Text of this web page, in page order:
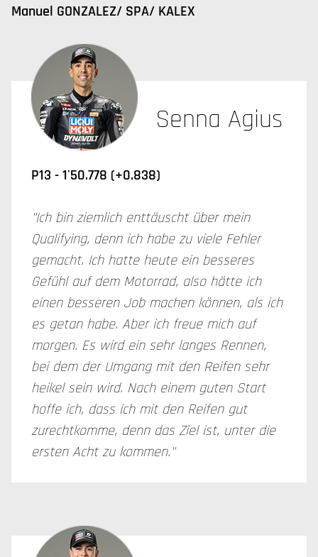
Manuel GONZALEZ/ SPA/ KALEX
Senna Agius
P13 -1'50.778 (+0.838)
"Ich bin ziemlich enttäuscht über mein
Qualifying, denn ich habe zu viele Fehler
gemacht. Ich hatte heute ein besseres
Gefühl auf dem Motorrad, also hätte ich
einen besseren Job machen können, als ich
es getan habe. Aber ich freue mich auf
morgen. Es wird ein sehr langes Rennen,
bei dem der Umgang mit den Reifen sehr
heikel sein wird. Nach einem guten Start
hoffe ich, dass ich mit den Reifen gut
zurechtkomme, denn das Ziel ist, unter die
ersten Acht zu kommen."